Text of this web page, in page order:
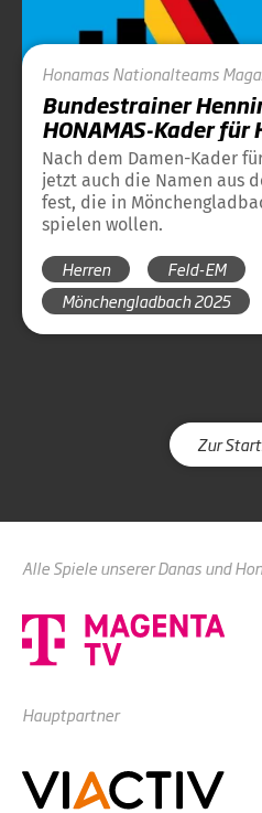
HonamasNationalteams
Bundestrainer
HONAMAS-Kader für
Nach dem Damen-Kader
jetzt auch die Namen aus
fest, die in
spielen wollen.
Herren
Feld-EM
Mönchengladbach 2025
Zur
Alle Spiele unserer Danas und
Hauptpartner